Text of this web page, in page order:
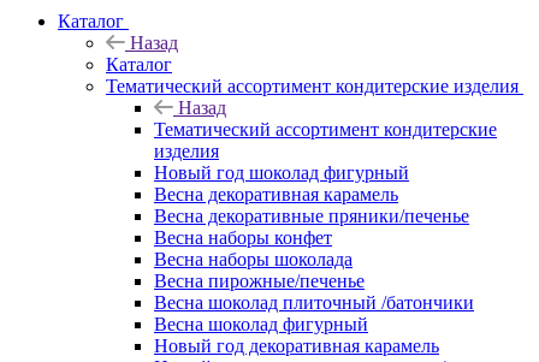
Каталог
Назад
Каталог
Тематический ассортимент кондитерские изделия
Назад
Тематический ассортимент кондитерские
изделия
Новый год шоколад фигурный
Весна декоративная карамель
Весна декоративные пряники/печенье
Весна наборы конфет
Весна наборы шоколада
Весна пирожные/печенье
Весна шоколад плиточный /батончики
Весна шоколад фигурный
Новый год декоративная карамель